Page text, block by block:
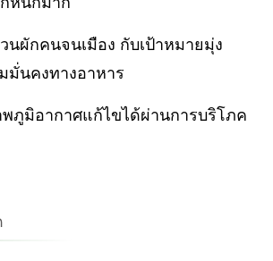
นผักคนจนเมือง กับเป้าหมายมุ่ง
มั่นคงทางอาหาร
ภูมิอากาศแก้ไขได้ผ่านการบริโภค